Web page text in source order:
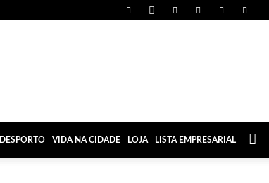
DESPORTO VIDA NA CIDADE LOJA LISTA EMPRESARIAL